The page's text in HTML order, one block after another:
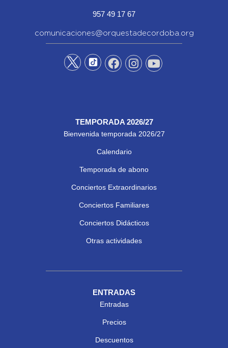
957 49 17 67
comunicaciones@orquestadecordoba.org
TEMPORADA 2026/27
Bienvenida temporada 2026/27
Calendario
Temporada de abono
Conciertos Extraordinarios
Conciertos Familiares
Conciertos Didácticos
Otras actividades
ENTRADAS
Entradas
Precios
Descuentos